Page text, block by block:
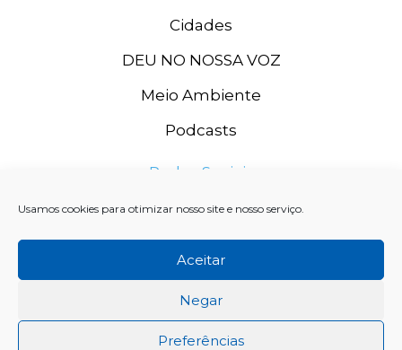
Usamos cookies para otimizar nosso site e nosso serviço.
Aceitar
Negar
Preferências
Cidades
DEU NO NOSSA VOZ
Meio Ambiente
Podcasts
Redes Sociais